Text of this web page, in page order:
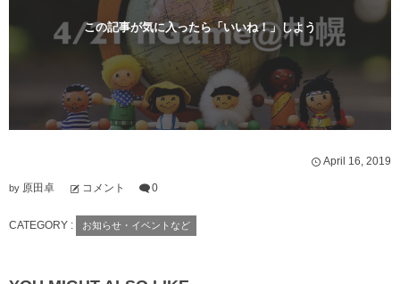
開
き
ま
この記事が気に入ったら「いいね！」しよう
April 16, 2019
by 原田卓 コメント 0
CATEGORY : お知らせ・イベントなど